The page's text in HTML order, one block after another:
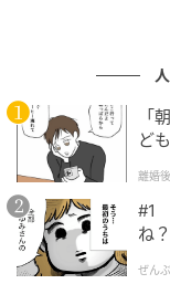
「
ど
離婚
#1
ね
ぜん